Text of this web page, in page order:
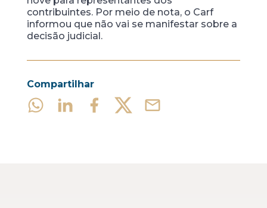
contribuintes. Por meio de nota, o Carf
informou que não vai se manifestar sobre a
decisão judicial.
Compartilhar